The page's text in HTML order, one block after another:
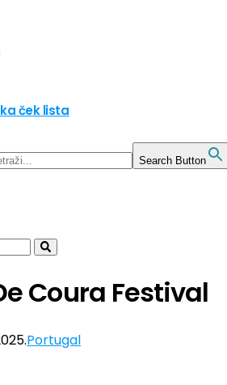
ček lista
Search Button
Coura Festival
Portugal